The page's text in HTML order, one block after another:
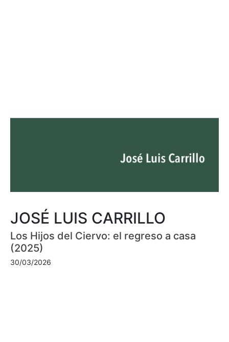
JOSÉ LUIS CARRILLO
Los Hijos del Ciervo: el regreso a casa
(2025)
30/03/2026